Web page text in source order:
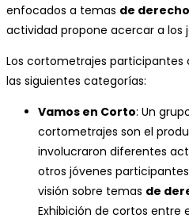
enfocados a temas de
actividad propone acercar a
Los cortometrajes participantes
las siguientes categorías:
Vamos en Corto: Un
cortometrajes son el
involucraron diferentes
otros jóvenes
visión sobre temas de
Exhibición de cortos entre